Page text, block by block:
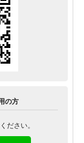
の方
ださい。